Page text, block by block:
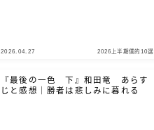
2026.04.27 2026上半期僕的10選
『最後の一色 下』和田竜 あらす
じと感想｜勝者は悲しみに暮れる